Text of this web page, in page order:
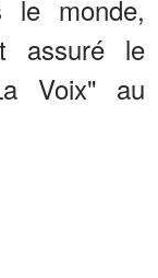
le monde,
assuré le
Voix" au